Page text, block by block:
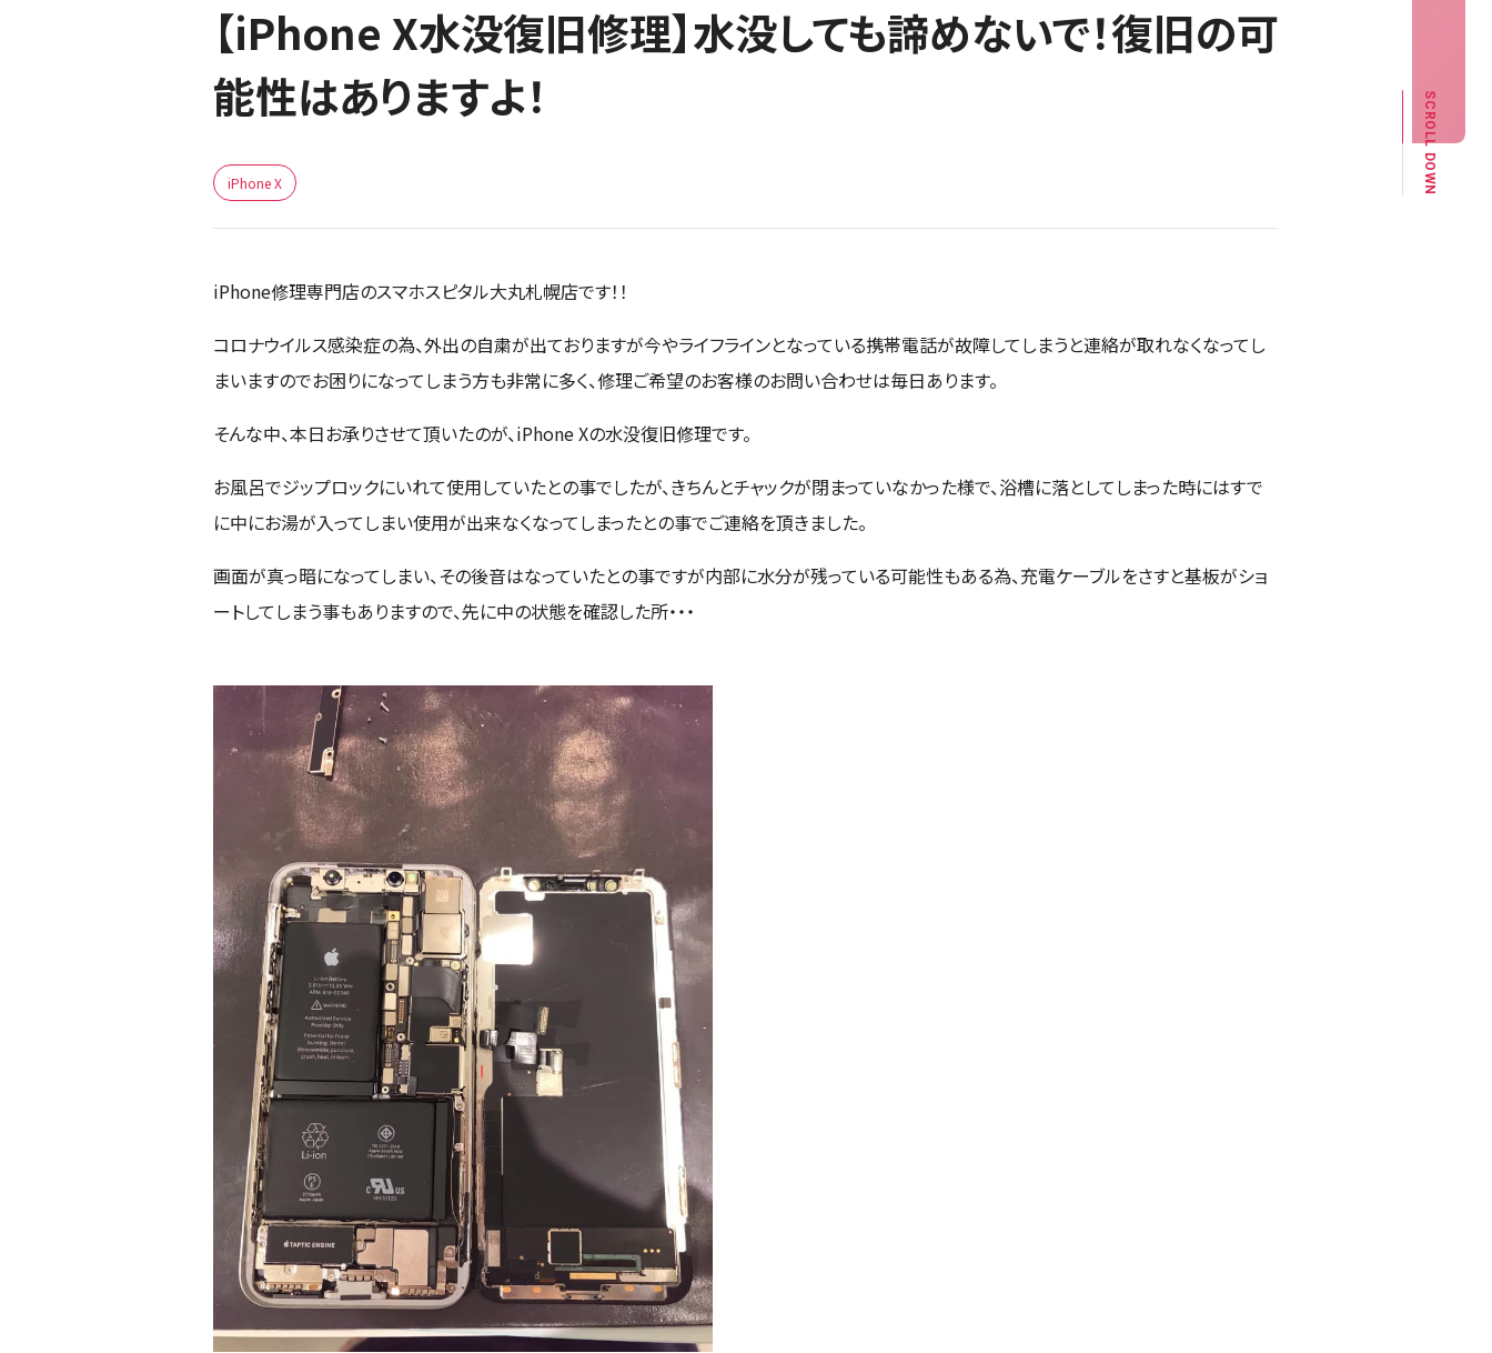
SCROLL DOWN
【iPhone X水没復旧修理】水没しても諦めないで！復旧の可
能性はありますよ！
iPhone X
iPhone修理専門店のスマホスピタル大丸札幌店です！！
コロナウイルス感染症の為、外出の自粛が出ておりますが今やライフラインとなっている携帯電話が故障してしまうと連絡が取れなくなってし
まいますのでお困りになってしまう方も非常に多く、修理ご希望のお客様のお問い合わせは毎日あります。
そんな中、本日お承りさせて頂いたのが、iPhone Xの水没復旧修理です。
お風呂でジップロックにいれて使用していたとの事でしたが、きちんとチャックが閉まっていなかった様で、浴槽に落としてしまった時にはすで
に中にお湯が入ってしまい使用が出来なくなってしまったとの事でご連絡を頂きました。
画面が真っ暗になってしまい、その後音はなっていたとの事ですが内部に水分が残っている可能性もある為、充電ケーブルをさすと基板がショ
ートしてしまう事もありますので、先に中の状態を確認した所・・・